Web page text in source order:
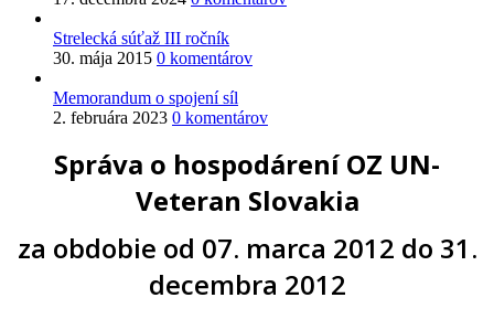
Strelecká súťaž III ročník
30. mája 2015 0 komentárov
Memorandum o spojení síl
2. februára 2023 0 komentárov
Správa o hospodárení OZ UN-
Veteran Slovakia
za obdobie od 07. marca 2012 do 31.
decembra 2012